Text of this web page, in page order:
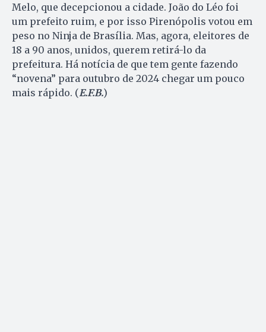
Melo, que decepcionou a cidade. João do Léo foi
um prefeito ruim, e por isso Pirenópolis votou em
peso no Ninja de Brasília. Mas, agora, eleitores de
18 a 90 anos, unidos, querem retirá-lo da
prefeitura. Há notícia de que tem gente fazendo
“novena” para outubro de 2024 chegar um pouco
mais rápido. (E.F.B.)